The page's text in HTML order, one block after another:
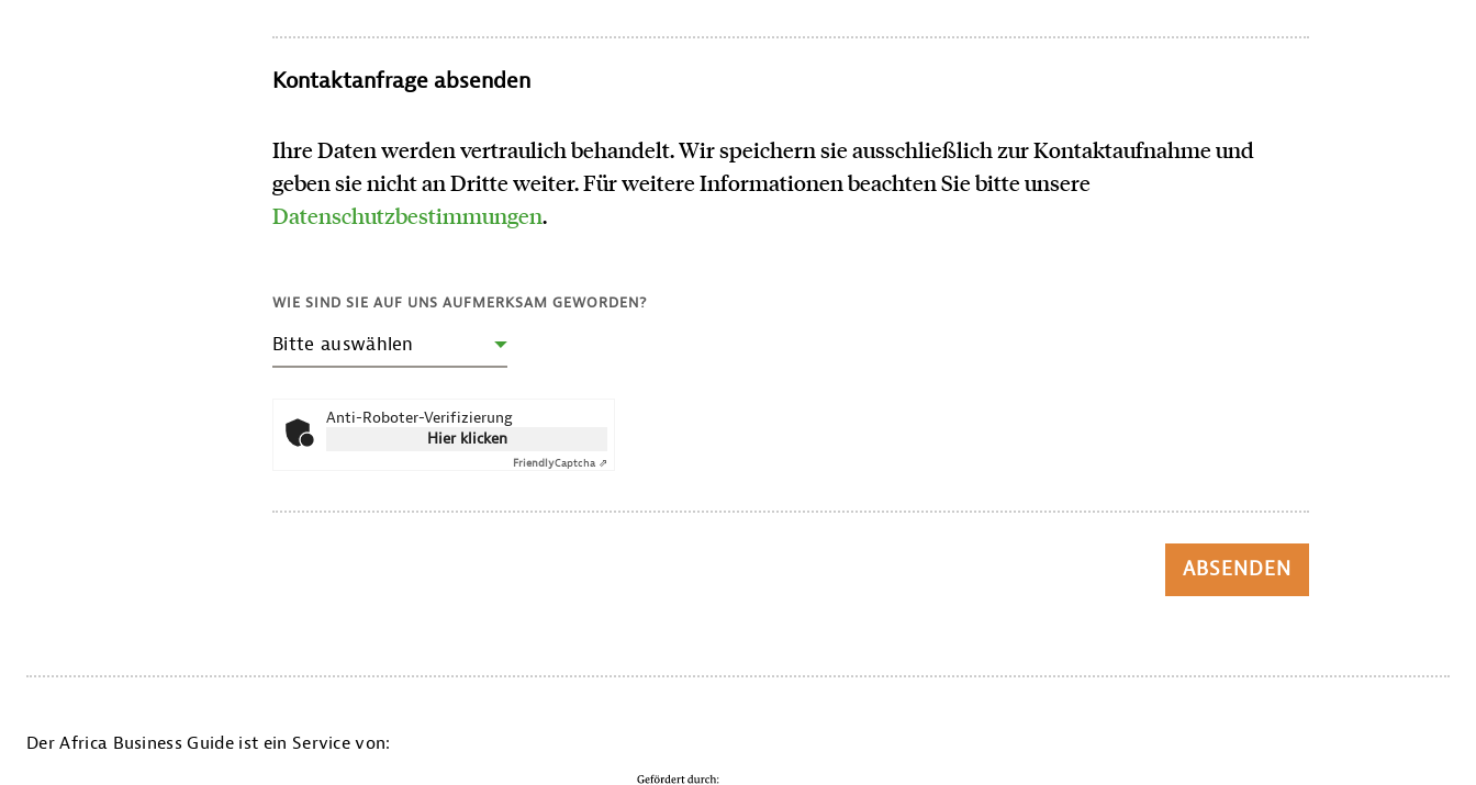
Kontaktanfrage absenden
Ihre Daten werden vertraulich behandelt. Wir speichern sie ausschließlich zur Kontaktaufnahme und
geben sie nicht an Dritte weiter. Für weitere Informationen beachten Sie bitte unsere
Datenschutzbestimmungen.
WIE SIND SIE AUF UNS AUFMERKSAM GEWORDEN?
Bitte auswählen
Anti-Roboter-Verifizierung
Hier klicken
FriendlyCaptcha ⇗
ABSENDEN
Der Africa Business Guide ist ein Service von: